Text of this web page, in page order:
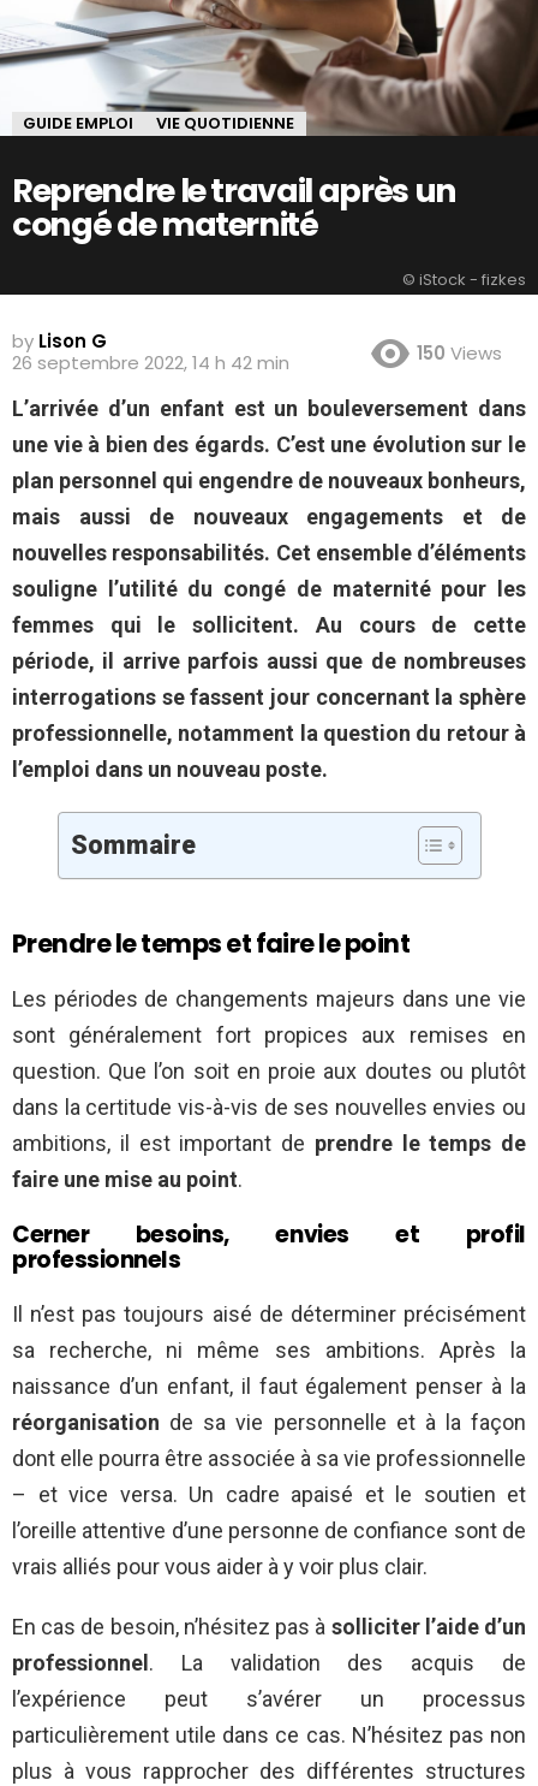
GUIDE EMPLOI VIE QUOTIDIENNE
Reprendre le travail après un
congé de maternité
© iStock - fizkes
by Lison G
26 septembre 2022, 14 h 42 min
150 Views
L’arrivée d’un enfant est un bouleversement dans
une vie à bien des égards. C’est une évolution sur le
plan personnel qui engendre de nouveaux bonheurs,
mais aussi de nouveaux engagements et de
nouvelles responsabilités. Cet ensemble d’éléments
souligne l’utilité du congé de maternité pour les
femmes qui le sollicitent. Au cours de cette
période, il arrive parfois aussi que de nombreuses
interrogations se fassent jour concernant la sphère
professionnelle, notamment la question du retour à
l’emploi dans un nouveau poste.
Sommaire
Prendre le temps et faire le point
Les périodes de changements majeurs dans une vie
sont généralement fort propices aux remises en
question. Que l’on soit en proie aux doutes ou plutôt
dans la certitude vis-à-vis de ses nouvelles envies ou
ambitions, il est important de prendre le temps de
faire une mise au point.
Cerner besoins, envies et profil
professionnels
Il n’est pas toujours aisé de déterminer précisément
sa recherche, ni même ses ambitions. Après la
naissance d’un enfant, il faut également penser à la
réorganisation de sa vie personnelle et à la façon
dont elle pourra être associée à sa vie professionnelle
– et vice versa. Un cadre apaisé et le soutien et
l’oreille attentive d’une personne de confiance sont de
vrais alliés pour vous aider à y voir plus clair.
En cas de besoin, n’hésitez pas à solliciter l’aide d’un
professionnel . La validation des acquis de
l’expérience peut s’avérer un processus
particulièrement utile dans ce cas. N’hésitez pas non
plus à vous rapprocher des différentes structures